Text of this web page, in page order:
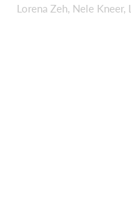
Lorena Zeh, Nele Kneer,